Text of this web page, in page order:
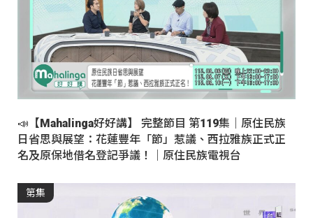
📣【Mahalinga好好講】 完整節目 第119集｜原住民族
日省思與展望：花蓮豐年「節」惹議、西拉雅族正式正
名及原保地借名登記爭議！｜原住民族電視台
第集